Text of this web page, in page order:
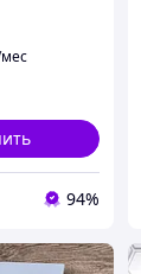
94%